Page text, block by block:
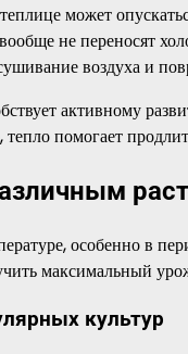
может
не переносят
воздуха и
активному
помогает
особенно в
максимальный
культур